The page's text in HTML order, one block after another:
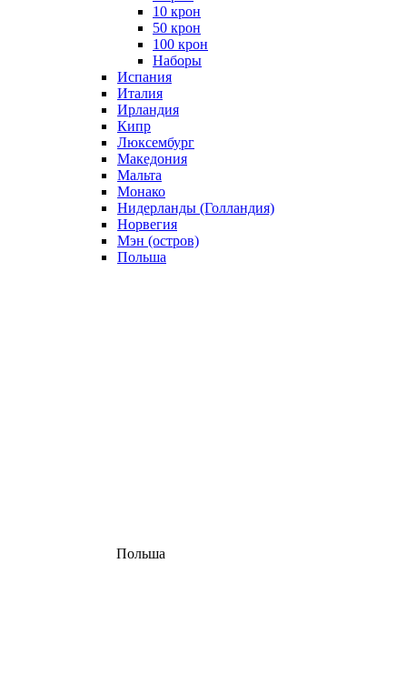
10 крон
50 крон
100 крон
Наборы
Испания
Италия
Ирландия
Кипр
Люксембург
Македония
Мальта
Монако
Нидерланды (Голландия)
Норвегия
Мэн (остров)
Польша
Польша